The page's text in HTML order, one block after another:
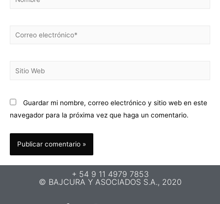
Guardar mi nombre, correo electrónico y sitio web en este
navegador para la próxima vez que haga un comentario.
+ 54 9 11 4979 7853
© BAJCURA Y ASOCIADOS S.A., 2020